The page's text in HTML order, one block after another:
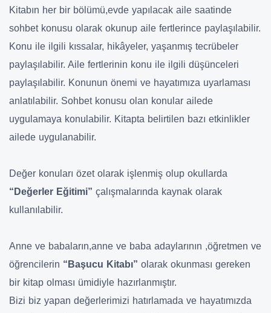
Kitabın her bir bölümü,evde yapılacak aile saatinde
sohbet konusu olarak okunup aile fertlerince paylaşılabilir.
Konu ile ilgili kıssalar, hikâyeler, yaşanmış tecrübeler
paylaşılabilir. Aile fertlerinin konu ile ilgili düşünceleri
paylaşılabilir. Konunun önemi ve hayatımıza uyarlaması
anlatılabilir. Sohbet konusu olan konular ailede
uygulamaya konulabilir. Kitapta belirtilen bazı etkinlikler
ailede uygulanabilir.
Değer konuları özet olarak işlenmiş olup okullarda
“Değerler Eğitimi” çalışmalarında kaynak olarak
kullanılabilir.
Anne ve babaların,anne ve baba adaylarının ,öğretmen ve
öğrencilerin “Başucu Kitabı” olarak okunması gereken
bir kitap olması ümidiyle hazırlanmıştır.
Bizi biz yapan değerlerimizi hatırlamada ve hayatımızda